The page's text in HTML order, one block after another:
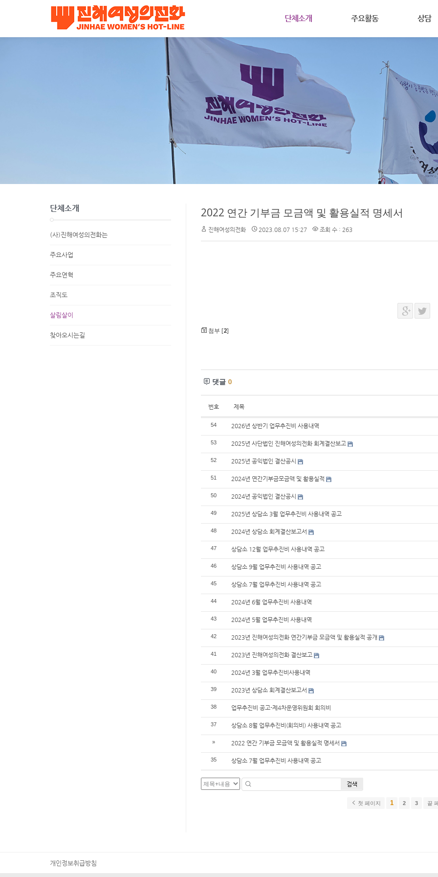
단체소개
(사)진해여성의전화는
주요사업
주요연혁
찾아오시는길
주요활동 상담
2022 연간 기부금 모금액 및 활용실적 명세서
진해여성의전화 2023.08.07 15:27 조회 수 : 263
첨부 [2]
댓글 0
번호 제목
54 2026년 상반기 업무추진비 사용내역
53 2025년 사단법인 진해여성의전화 회계결산보고
52 2025년 공익법인 결산공시
51 2024년 연간기부금모금액 및 활용실적
50 2024년 공익법인 결산공시
49 2025년 상담소 3월 업무추진비 사용내역 공고
48 2024년 상담소 회계결산보고서
47 상담소 12월 업무추진비 사용내역 공고
46 상담소 9월 업무추진비 사용내역 공고
45 상담소 7월 업무추진비 사용내역 공고
44 2024년 6월 업무추진비 사용내역
43 2024년 5월 업무추진비 사용내역
42 2023년 진해여성의전화 연간기부금 모금액 및 활용실적 공개
41 2023년 진해여성의전화 결산보고
40 2024년 3월 업무추진비사용내역
39 2023년 상담소 회계결산보고서
38 업무추진비 공고-제4차운영위원회 회의비
37 상담소 8월 업무추진비(회의비) 사용내역 공고
» 2022 연간 기부금 모금액 및 활용실적 명세서
35 상담소 7월 업무추진비 사용내역 공고
검색
첫 페이지 1 2 3 끝
단체소개
(사)진해여성의전화는
주요사업
주요연혁
조직도
살림살이
찾아오시는길
개인정보취급방침